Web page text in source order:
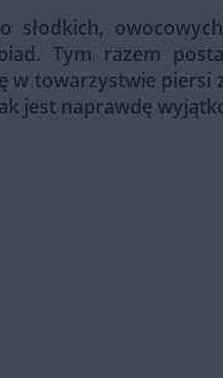
słodkich,
Tym razem
w towarzystwie piersi
jest naprawdę